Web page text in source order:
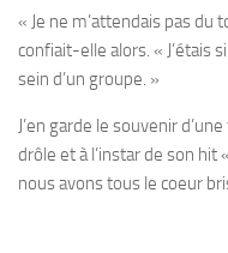
« Je ne m’attendais pas du
confiait-elle alors. « J’étais
sein d’un groupe. »
J’en garde le souvenir
drôle et à l’instar de son hit
nous avons tous le coeur